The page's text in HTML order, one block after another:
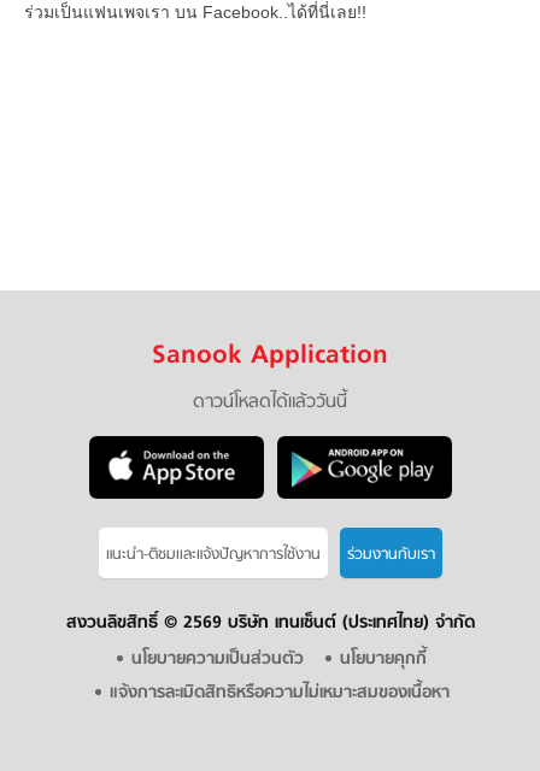
ร่วมเป็นแฟนเพจเรา บน Facebook..ได้ที่นี่เลย!!
Sanook Application
ดาวน์โหลดได้แล้ววันนี้
แนะนำ-ติชมเเละแจ้งปัญหาการใช้งาน ร่วมงานกับเรา
สงวนลิขสิทธิ์ © 2569 บริษัท เทนเซ็นต์ (ประเทศไทย) จำกัด
นโยบายความเป็นส่วนตัว
นโยบายคุกกี้
แจ้งการละเมิดสิทธิหรือความไม่เหมาะสมของเนื้อหา